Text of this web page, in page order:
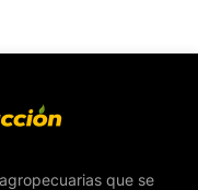
que se